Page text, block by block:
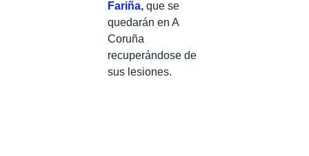
Fariña, que se
quedarán en A
Coruña
recuperándose de
sus lesiones.